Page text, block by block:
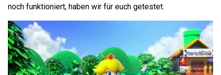
noch funktioniert, haben wir für euch getestet.